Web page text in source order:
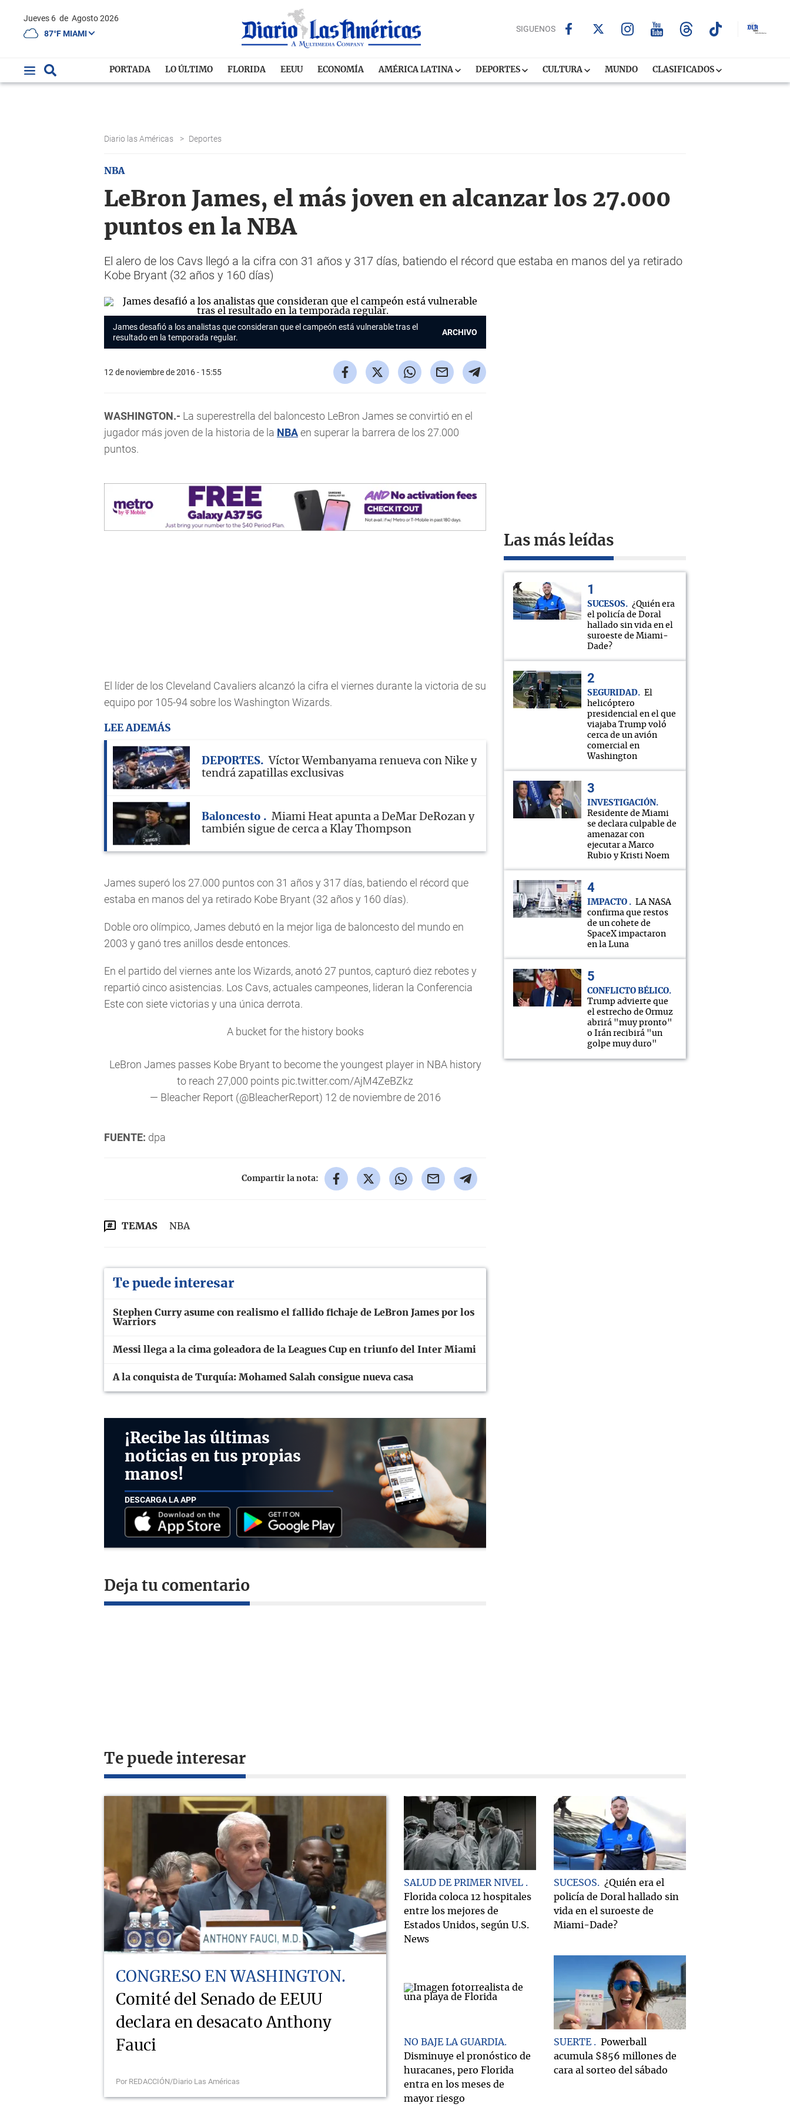
Jueves 6 de Agosto 2026
87°F MIAMI
SIGUENOS
PORTADA LO ÚLTIMO FLORIDA EEUU ECONOMÍA AMÉRICA LATINA DEPORTES CULTURA MUNDO CLASIFICADOS
Diario las Américas > Deportes
NBA
LeBron James, el más joven en alcanzar los 27.000
puntos en la NBA
El alero de los Cavs llegó a la cifra con 31 años y 317 días, batiendo el récord que estaba en manos del ya retirado
Kobe Bryant (32 años y 160 días)
James desafió a los analistas que consideran que el campeón está vulnerable tras el
resultado en la temporada regular.
ARCHIVO
12 de noviembre de 2016 - 15:55
WASHINGTON.- La superestrella del baloncesto LeBron James se convirtió en el
jugador más joven de la historia de la NBAen superar la barrera de los 27.000
puntos.
El líder de los Cleveland Cavaliers alcanzó la cifra el viernes durante la victoria de su
equipo por 105-94 sobre los Washington Wizards.
LEE ADEMÁS
DEPORTES
Víctor Wembanyama renueva con Nike y
tendrá zapatillas exclusivas
Baloncesto
Miami Heat apunta a DeMar DeRozan y
también sigue de cerca a Klay Thompson
James superó los 27.000 puntos con 31 años y 317 días, batiendo el récord que
estaba en manos del ya retirado Kobe Bryant (32 años y 160 días).
Doble oro olímpico, James debutó en la mejor liga de baloncesto del mundo en
2003 y ganó tres anillos desde entonces.
En el partido del viernes ante los Wizards, anotó 27 puntos, capturó diez rebotes y
repartió cinco asistencias. Los Cavs, actuales campeones, lideran la Conferencia
Este con siete victorias y una única derrota.
A bucket for the history books
LeBron James passes Kobe Bryant to become the youngest player in NBAhistory
to reach 27,000 points pic.twitter.com/AjM4ZeBZkz
— Bleacher Report (@BleacherReport) 12 de noviembre de 2016
FUENTE: dpa
Compartir la nota:
TEMAS NBA
Te puede interesar
Stephen Curry asume con realismo el fallido fichaje de LeBron James por los
Warriors
Messi llega a la cima goleadora de la Leagues Cup en triunfo del Inter Miami
A la conquista de Turquía: Mohamed Salah consigue nueva casa
¡Recibe las últimas
noticias en tus propias
manos!
DESCARGA LA APP
Deja tu comentario
Las más leídas
SUCESOS
¿Quién era
el policía de Doral
hallado sin vida en el
suroeste de Miami-
Dade?
SEGURIDAD
El
helicóptero
presidencial en el que
viajaba Trump voló
cerca de un avión
comercial en
Washington
INVESTIGACIÓN
Residente de Miami
se declara culpable de
amenazar con
ejecutar a Marco
Rubio y Kristi Noem
IMPACTO
LA NASA
confirma que restos
de un cohete de
SpaceX impactaron
en la Luna
CONFLICTO BÉLICO
Trump advierte que
el estrecho de Ormuz
abrirá "muy pronto"
o Irán recibirá "un
golpe muy duro"
Te puede interesar
CONGRESO EN WASHINGTON
Comité del Senado de EEUU
declara en desacato Anthony
Fauci
Por REDACCIÓN/Diario Las Américas
SALUD DE PRIMER NIVEL
Florida coloca 12 hospitales
entre los mejores de
Estados Unidos, según U.S.
News
SUCESOS
¿Quién era el
policía de Doral hallado sin
vida en el suroeste de
Miami-Dade?
NO BAJE LA GUARDIA
Disminuye el pronóstico de
huracanes, pero Florida
entra en los meses de
mayor riesgo
SUERTE
Powerball
acumula $856 millones de
cara al sorteo del sábado